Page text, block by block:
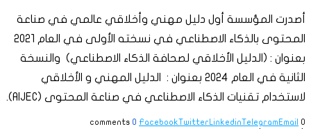
أصدرت المؤسسة أول دليل مهني وأخلاقي عالمي في صناعة
بعنوان : (الدليل الأخلاقي لصحافة الذكاء الاصطناعي) والنسخة
الثانية في العام 2024 بعنوان : الدليل المهني و الأخلاقي
لاستخدام تقنيات الذكاء الاصطناعي في صناعة المحتوى (AIJEC).
0 comments
0 FacebookTwitter LinkedinTelegramEmail